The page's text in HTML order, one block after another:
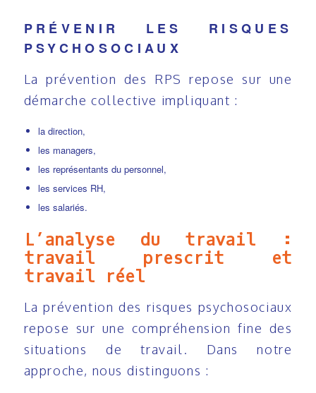
PRÉVENIR LES RISQUES
PSYCHOSOCIAUX
La prévention des RPS repose sur une
démarche collective impliquant :
la direction,
les managers,
les représentants du personnel,
les services RH,
les salariés.
L’analyse du travail :
travail prescrit et
travail réel
La prévention des risques psychosociaux
repose sur une compréhension fine des
situations de travail. Dans notre
approche, nous distinguons :